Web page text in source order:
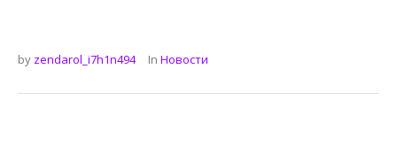
by zendarol_i7h1n494 In Новости